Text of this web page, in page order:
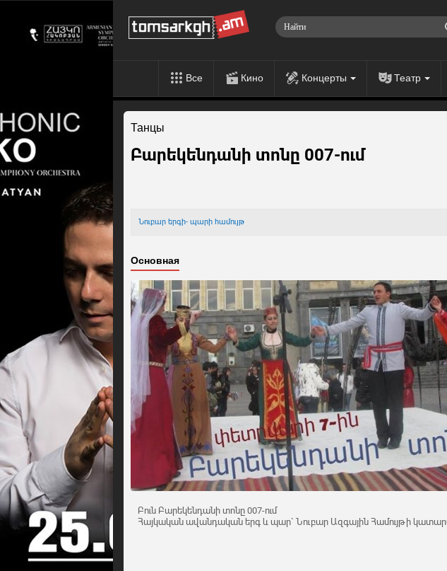
Все Кино Концерты Театр
Танцы
Բարեկենդանի տոնը 007-ում
Նուբար երգի- պարի համույթ
Основная
Բուն Բարեկենդանի տոնը 007-ում
Հայկական ավանդական երգ և պար` Նուբար Ազգային Համույթի